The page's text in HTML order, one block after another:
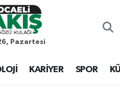
Pazartesi
KARİYER SPOR